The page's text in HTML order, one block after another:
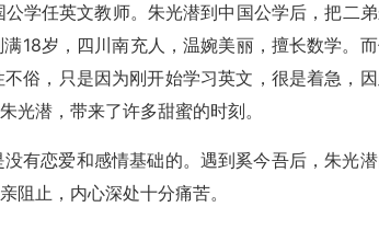
学任英文教师。朱光潜到中国公学后，把二
18岁，四川南充人，温婉美丽，擅长数学。
俗，只是因为刚开始学习英文，很是着急，
光潜，带来了许多甜蜜的时刻。
有恋爱和感情基础的。遇到奚今吾后，朱光
阻止，内心深处十分痛苦。